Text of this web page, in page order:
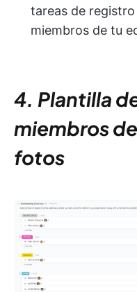
tareas de
miembros de tu
4. Plantilla
miembros
fotos